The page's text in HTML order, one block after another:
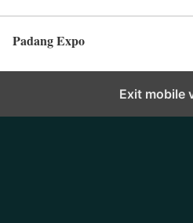
Padang Expo
Exit mobile